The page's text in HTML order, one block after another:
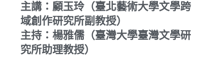
主講：顧玉玲（臺北藝術大學文學跨
域創作研究所副教授）
主持：楊雅儒（臺灣大學臺灣文學研
究所助理教授）